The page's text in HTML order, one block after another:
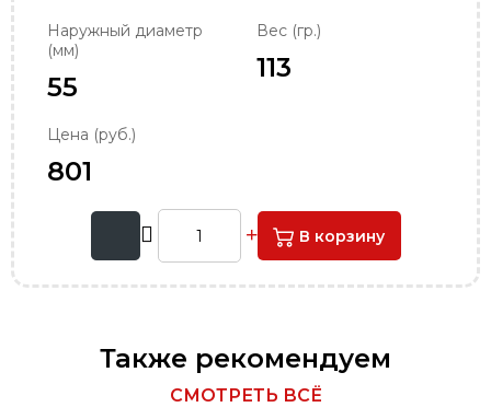
Наружный диаметр
(мм)
55
Вес (гр.)
113
Цена (руб.)
801
В корзину
Также рекомендуем
СМОТРЕТЬ ВСЁ